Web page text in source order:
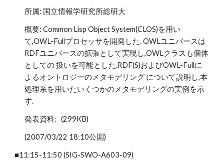
所属: 国立情報学研究所総研大
概要: Common Lisp Object System(CLOS)を用い
て,OWL-Fullプロセッサを開発した. OWLユニバースは
RDFユニバースの拡張として実現し,OWLクラスも個体
としての 扱いを可能とした.RDF(S)およびOWL-Fullに
よるオントロジーのメタモデリング について説明し,本
処理系を用いたいくつかのメタモデリングの実例を示
す.
発表資料: (299KB)
(2007/03/22 18:10公開)
■11:15-11:50 (SIG-SWO-A603-09)